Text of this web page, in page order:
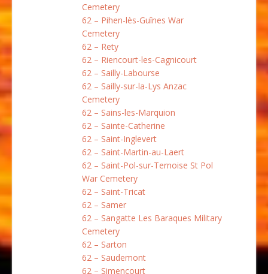
Cemetery
62 – Pihen-lès-Guînes War
Cemetery
62 – Rety
62 – Riencourt-les-Cagnicourt
62 – Sailly-Labourse
62 – Sailly-sur-la-Lys Anzac
Cemetery
62 – Sains-les-Marquion
62 – Sainte-Catherine
62 – Saint-Inglevert
62 – Saint-Martin-au-Laert
62 – Saint-Pol-sur-Ternoise St Pol
War Cemetery
62 – Saint-Tricat
62 – Samer
62 – Sangatte Les Baraques Military
Cemetery
62 – Sarton
62 – Saudemont
62 – Simencourt